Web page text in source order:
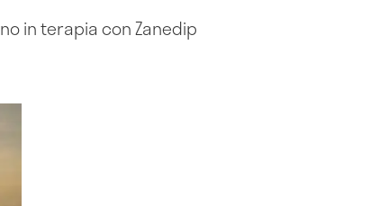
in terapia con Zanedip